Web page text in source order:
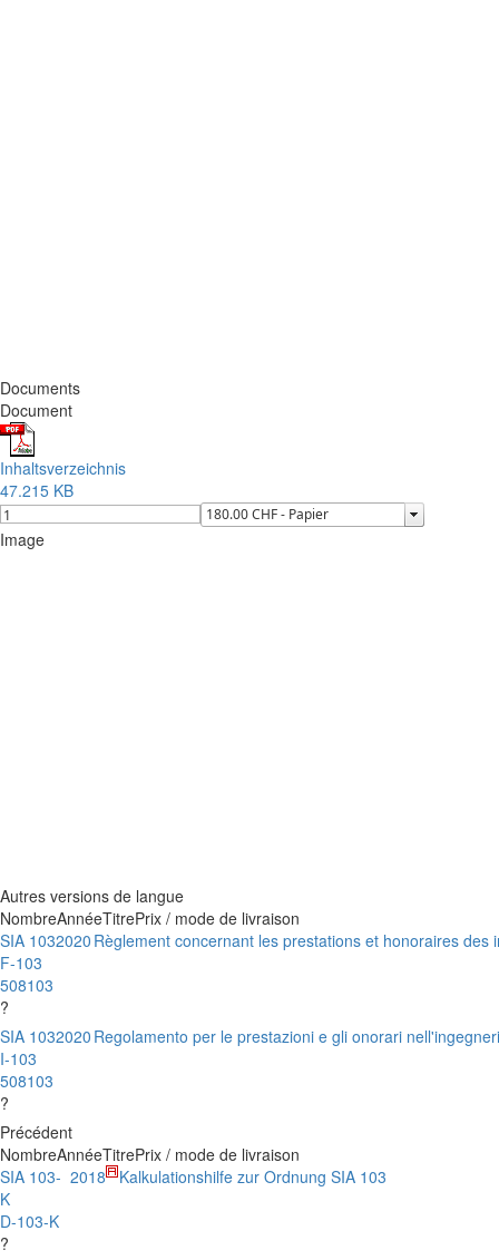
Documents
Document
Inhaltsverzeichnis
47.215 KB
Image
Autres versions de langue
NombreAnnéeTitrePrix / mode de livraison
SIA 103
F-103
508103
?
2020 Règlement concernant les prestations et honoraires des
SIA 103
I-103
508103
?
2020 Regolamento per le prestazioni e gli onorari
Précédent
NombreAnnéeTitrePrix / mode de livraison
SIA 103-
K
D-103-K
?
2018 Kalkulationshilfe zur Ordnung SIA 103